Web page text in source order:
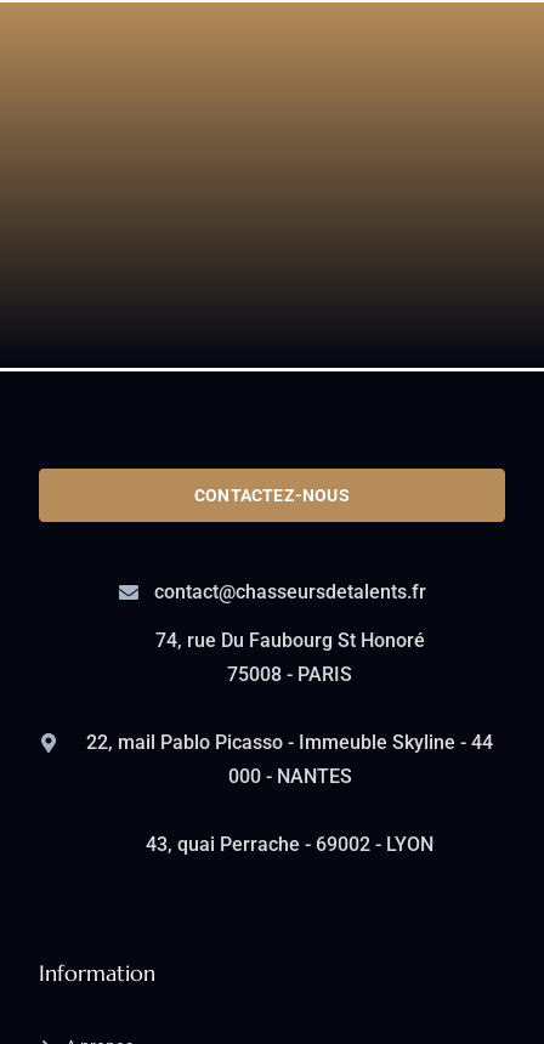
Information
CONTACTEZ-NOUS
contact@chasseursdetalents.fr
74, rue Du Faubourg St Honoré
75008 - PARIS
22, mail Pablo Picasso - Immeuble Skyline - 44
000 - NANTES
43, quai Perrache - 69002 - LYON